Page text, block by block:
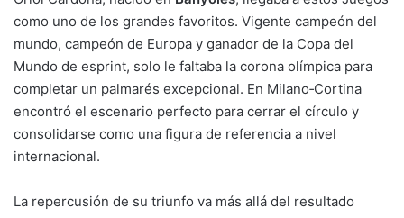
como uno de los grandes favoritos. Vigente campeón del
mundo, campeón de Europa y ganador de la Copa del
Mundo de esprint, solo le faltaba la corona olímpica para
completar un palmarés excepcional. En Milano‑Cortina
encontró el escenario perfecto para cerrar el círculo y
consolidarse como una figura de referencia a nivel
internacional.
La repercusión de su triunfo va más allá del resultado